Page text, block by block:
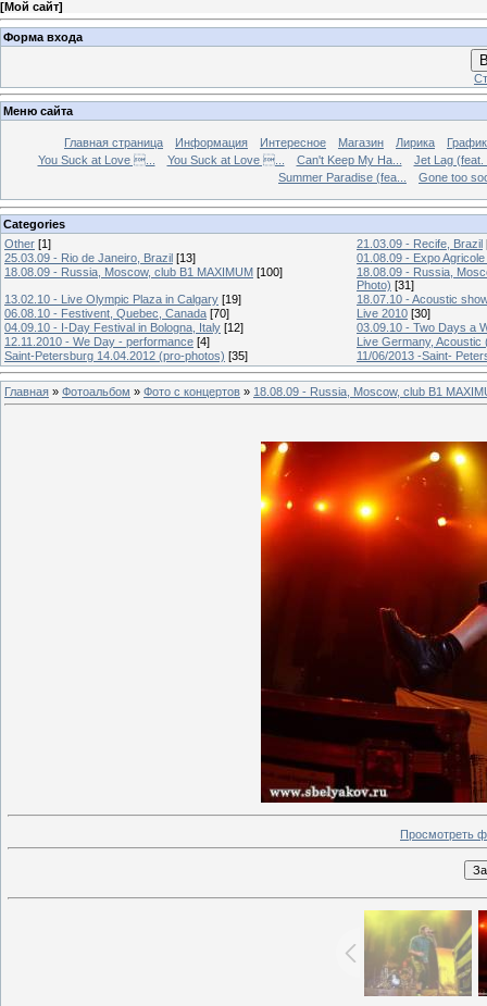
[Мой сайт]
Форма входа
Меню сайта
Главная страница Информация Интересное Магазин Лирика
You Suck at Love ...
You Suck at Love ... Can't Keep My Ha...
Jet Lag (feat.
Summer Paradise (fea...
Gone too
Categories
Other [1] 21.03.09 - Recife, Brazil
25.03.09 - Rio de Janeiro, Brazil [13]
01.08.09 - Expo
18.08.09 - Russia, Moscow, club B1 MAXIMUM [100]
18.08.09 - Russia,
Photo) [31]
13.02.10 - Live Olympic Plaza in Calgary [19]
18.07.10 - Acoustic
06.08.10 - Festivent, Quebec, Canada [70] Live 2010 [30]
04.09.10 - I-Day Festival in Bologna, Italy [12]
03.09.10 - Two Days a
12.11.2010 - We Day - performance [4]
Live Germany, Acoustic
Saint-Petersburg 14.04.2012 (pro-photos) [35] 11/06/2013 -Saint-
Главная » Фотоальбом » Фото с концертов » 18.08.09 - Russia, Moscow, club B1
Просмотреть